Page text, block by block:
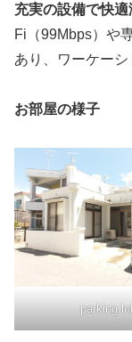
充実の設備で快適
Fi（99Mbps）や
あり、ワーケーシ
お部屋の様子
parking